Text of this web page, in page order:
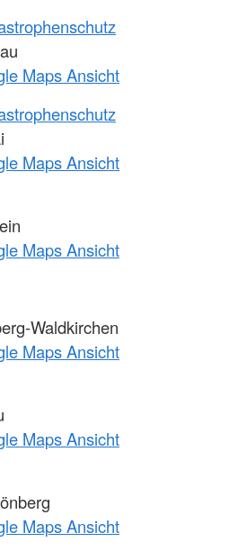
Maps Ansicht
Maps Ansicht
Maps Ansicht
Waldkirchen
Maps Ansicht
Maps Ansicht
Maps Ansicht